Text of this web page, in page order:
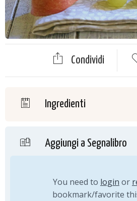
Condividi
Ingredienti
Aggiungi a Segnalibro
You need to login or
bookmark/favorite